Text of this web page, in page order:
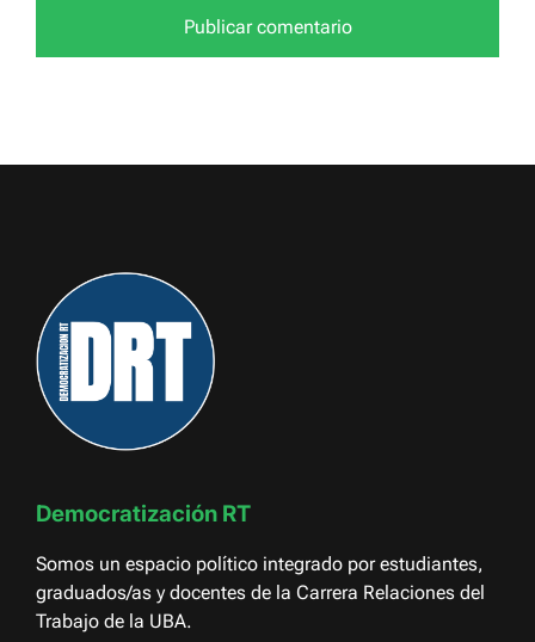
Democratización RT
Somos un espacio político integrado por estudiantes,
graduados/as y docentes de la Carrera Relaciones del
Trabajo de la UBA.